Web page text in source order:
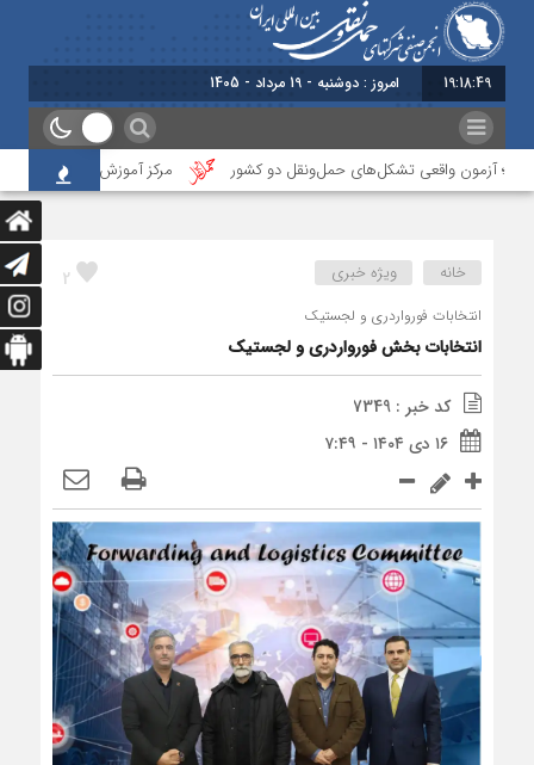
19:18:50 برابر با : Monday - 10 August - 2026
آزمون واقعی تشکل‌‌های حمل‌ونقل دو کشور مرکز آموزش انجمن ایران،
2 خانه ویژه خبری
انتخابات فورواردری و لجستیک
انتخابات بخش فورواردری و لجستیک
کد خبر : 7349
۱۶ دی ۱۴۰۴ - ۷:۴۹